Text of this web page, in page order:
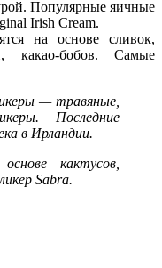
Популярные яичные
Irish Cream.
на основе сливок,
какао-бобов. Самые
— травяные,
Последние
в Ирландии.
кактусов,
Sabra.